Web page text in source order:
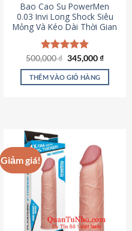
Bao Cao Su PowerMen
0.03 Invi Long Shock Siêu
Mỏng Và Kéo Dài Thời Gian
Được xếp
hạng4.85
5 sao
500,000₫ Giá
là:
500,000 ₫.
345,000₫Giá
tại
THÊM VÀO GIỎ HÀNG
Giảm giá!